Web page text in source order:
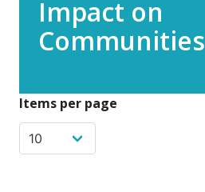
Impact on
Communities
Items per page